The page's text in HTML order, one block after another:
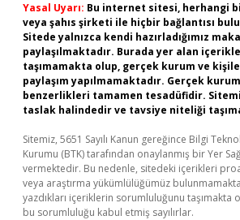
Yasal Uyarı: Bu internet sitesi, herhangi
veya şahıs şirketi ile hiçbir bağlantısı
Sitede yalnızca kendi hazırladığımız
paylaşılmaktadır. Burada yer alan
taşımamakta olup, gerçek kurum ve
paylaşım yapılmamaktadır. Gerçek
benzerlikleri tamamen tesadüfidir.
taslak halindedir ve tavsiye niteliği
Sitemiz, 5651 Sayılı Kanun gereğince Bilgi
Kurumu (BTK) tarafından onaylanmış bir Yer
vermektedir. Bu nedenle, sitedeki içerikleri
veya araştırma yükümlülüğümüz
yazdıkları içeriklerin sorumluluğunu taşımakta
bu sorumluluğu kabul etmiş sayılırlar.